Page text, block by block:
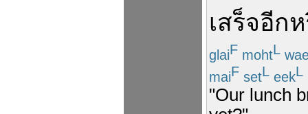
เสร็จอีก
glaiF mohtL
maiF setL eekL
"Our lunch